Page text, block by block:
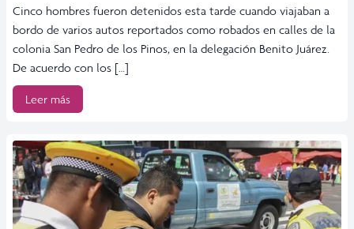
Cinco hombres fueron detenidos esta tarde cuando viajaban a
bordo de varios autos reportados como robados en calles de la
colonia San Pedro de los Pinos, en la delegación Benito Juárez.
De acuerdo con los […]
Leer más